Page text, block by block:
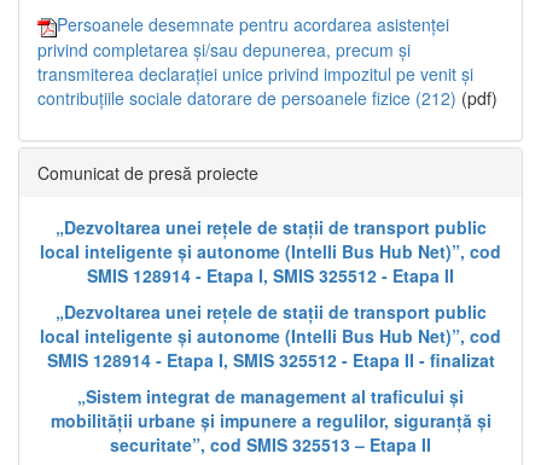
Persoanele desemnate pentru acordarea asistenței
privind completarea și/sau depunerea, precum și
transmiterea declarației unice privind impozitul pe venit și
contribuțiile sociale datorare de persoanele fizice (212) (pdf)
Comunicat de presă proiecte
„Dezvoltarea unei rețele de stații de transport public
local inteligente și autonome (Intelli Bus Hub Net)”, cod
SMIS 128914 - Etapa I, SMIS 325512 - Etapa II
„Dezvoltarea unei rețele de stații de transport public
local inteligente și autonome (Intelli Bus Hub Net)”, cod
SMIS 128914 - Etapa I, SMIS 325512 - Etapa II - finalizat
„Sistem integrat de management al traficului și
mobilității urbane și impunere a regulilor, siguranță și
securitate”, cod SMIS 325513 – Etapa II